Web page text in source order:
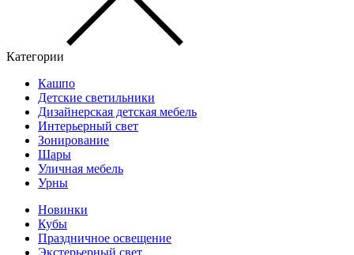
Категории
Кашпо
Детские светильники
Дизайнерская детская мебель
Интерьерный свет
Зонирование
Шары
Уличная мебель
Урны
Новинки
Кубы
Праздничное освещение
Экстерьерный свет